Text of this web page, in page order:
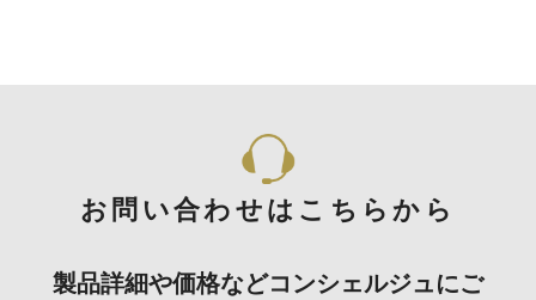
お問い合わせはこちらから
製品詳細や価格などコンシェルジュにご